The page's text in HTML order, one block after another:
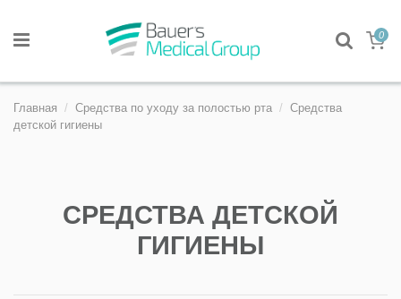
0
Главная Средства по уходу за полостью рта
Средства
детской гигиены
СРЕДСТВА ДЕТСКОЙ
ГИГИЕНЫ